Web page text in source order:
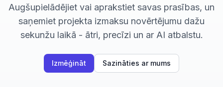
Augšupielādējiet vai aprakstiet savas prasības, un
saņemiet projekta izmaksu novērtējumu dažu
sekunžu laikā - ātri, precīzi un ar AI atbalstu.
Izmēģināt Sazināties ar mums